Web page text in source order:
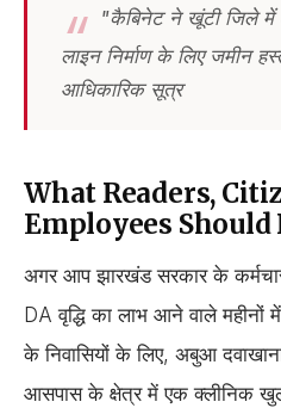
"कैबिनेट ने खूंटी जिले में
लाइन निर्माण के लिए जमीन
आधिकारिक सूत्र
What Readers,
Employees
अगर आप झारखंड सरकार के
DA वृद्धि का लाभ आने वाले महीनों
के निवासियों के लिए, अबुआ
आसपास के क्षेत्र में एक क्लीनिक